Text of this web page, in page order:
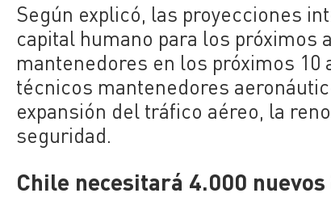
Según explicó, las proyecciones
capital humano para los próximos
mantenedores en los próximos 10
técnicos mantenedores
expansión del tráfico aéreo, la
seguridad.
Chile necesitará 4.000